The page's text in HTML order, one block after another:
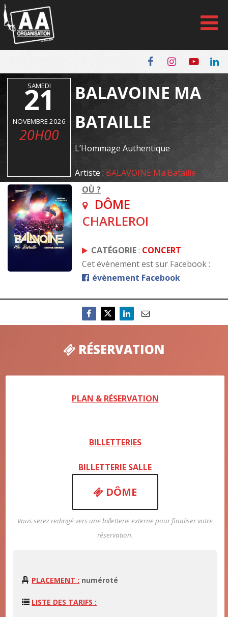
Panneau de gestion des cookies
SAMEDI
21
NOVEMBRE 2026
20H00
BALAVOINE MA
BATAILLE
L’Hommage Authentique
Artiste : BALAVOINE Ma Bataille
OÙ ?
DÔME
CHARLEROI
CATÉGORIE: CONCERT
Cet évènement est sur Facebook :
évènement Facebook
RÉSERVATION
PLAN & RÉSERVATION
BILLETTERIES
BILLETTERIE SALLE
DÔME
Vous serez redirigé vers une billetterie externe pour finaliser votre
réservation.
PLACEMENT : numéroté
LISTE DES TARIFS :